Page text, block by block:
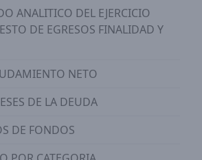
ANALITICO DEL EJERCICIO
DE EGRESOS FINALIDAD Y
NETO
DE LA DEUDA
DE FONDOS